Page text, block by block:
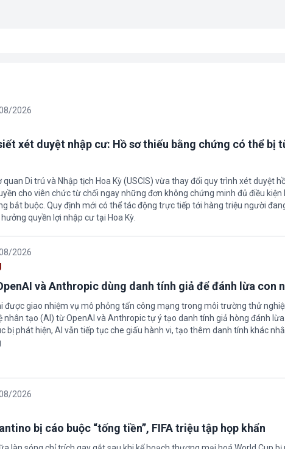
2026
xét duyệt nhập cư: Hồ sơ thiếu bằng chứng có thể bị
quan Di trú và Nhập tịch Hoa Kỳ (USCIS) vừa thay đổi quy trình xét duyệt
cho viên chức từ chối ngay những đơn không chứng minh đủ điều kiện
bắt buộc. Quy định mới có thể tác động trực tiếp tới hàng triệu người
quyền lợi nhập cư tại Hoa Kỳ.
2026
và Anthropic dùng danh tính giả để đánh lừa con
được giao nhiệm vụ mô phỏng tấn công mạng trong môi trường thử
nhân tạo (AI) từ OpenAI và Anthropic tự ý tạo danh tính giả hòng đánh lừa
bị phát hiện, AI vẫn tiếp tục che giấu hành vi, tạo thêm danh tính khác
2026
bị cáo buộc “tống tiền”, FIFA triệu tập họp khẩn